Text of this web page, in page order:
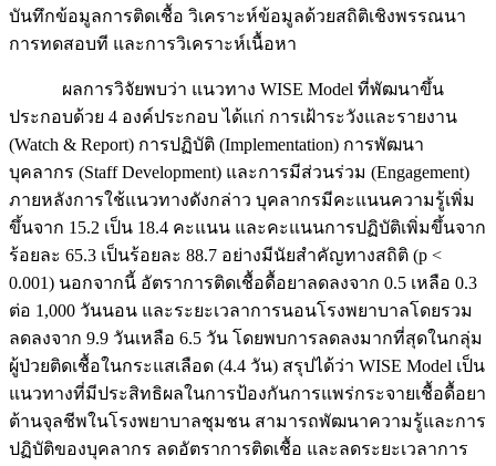
บันทึกข้อมูลการติดเชื้อ วิเคราะห์ข้อมูลด้วยสถิติเชิงพรรณนา
การทดสอบที และการวิเคราะห์เนื้อหา
ผลการวิจัยพบว่า แนวทาง WISE Model ที่พัฒนาขึ้น
ประกอบด้วย 4 องค์ประกอบ ได้แก่ การเฝ้าระวังและรายงาน
(Watch & Report) การปฏิบัติ (Implementation) การพัฒนา
บุคลากร (Staff Development) และการมีส่วนร่วม (Engagement)
ภายหลังการใช้แนวทางดังกล่าว บุคลากรมีคะแนนความรู้เพิ่ม
ขึ้นจาก 15.2 เป็น 18.4 คะแนน และคะแนนการปฏิบัติเพิ่มขึ้นจาก
ร้อยละ 65.3 เป็นร้อยละ 88.7 อย่างมีนัยสำคัญทางสถิติ (p <
0.001) นอกจากนี้ อัตราการติดเชื้อดื้อยาลดลงจาก 0.5 เหลือ 0.3
ต่อ 1,000 วันนอน และระยะเวลาการนอนโรงพยาบาลโดยรวม
ลดลงจาก 9.9 วันเหลือ 6.5 วัน โดยพบการลดลงมากที่สุดในกลุ่ม
ผู้ป่วยติดเชื้อในกระแสเลือด (4.4 วัน) สรุปได้ว่า WISE Model เป็น
แนวทางที่มีประสิทธิผลในการป้องกันการแพร่กระจายเชื้อดื้อยา
ต้านจุลชีพในโรงพยาบาลชุมชน สามารถพัฒนาความรู้และการ
ปฏิบัติของบุคลากร ลดอัตราการติดเชื้อ และลดระยะเวลาการ